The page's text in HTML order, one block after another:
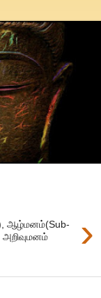
›
ஆழ்மனம்(Sub-
அறிவுமனம்